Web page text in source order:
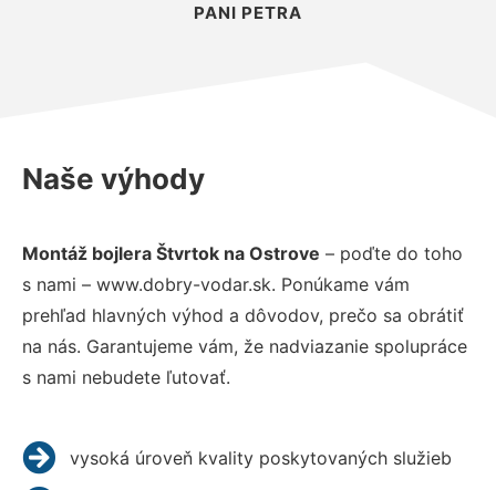
PANI PETRA
Naše výhody
Montáž bojlera Štvrtok na Ostrove – poďte do toho
s nami – www.dobry-vodar.sk. Ponúkame vám
prehľad hlavných výhod a dôvodov, prečo sa obrátiť
na nás. Garantujeme vám, že nadviazanie spolupráce
s nami nebudete ľutovať.
vysoká úroveň kvality poskytovaných služieb